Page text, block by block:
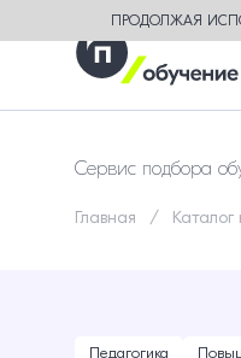
ПРОДОЛЖАЯ
Сервис подбора
Главная Каталог
Педагогика